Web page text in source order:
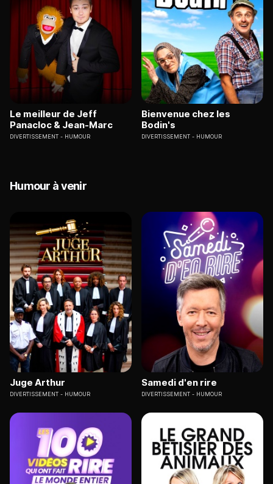
Le meilleur de Jeff
Panacloc & Jean-Marc
DIVERTISSEMENT HUMOUR
Bienvenue chez les
Bodin's
DIVERTISSEMENT HUMOUR
Humour à venir
Juge Arthur
DIVERTISSEMENT HUMOUR
Samedi d'en rire
DIVERTISSEMENT HUMOUR